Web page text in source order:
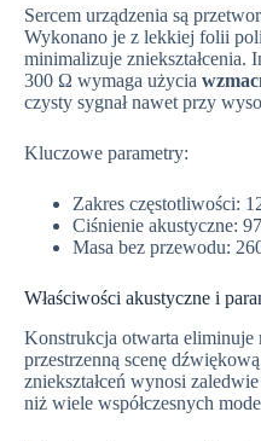
Sercem urządzenia są
Wykonano je z lekkiej folii
minimalizuje zniekształcenia.
300 Ω wymaga użycia
czysty sygnał nawet przy
Kluczowe parametry:
Zakres częstotliwości:
Ciśnienie akustyczne:
Masa bez przewodu:
Właściwości akustyczne i
Konstrukcja otwarta eliminuje
przestrzenną scenę
zniekształceń wynosi
niż wiele współczesnych